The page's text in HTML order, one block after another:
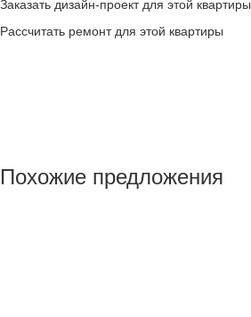
Заказать дизайн-проект для этой квартиры
Рассчитать ремонт для этой квартиры
Похожие предложения